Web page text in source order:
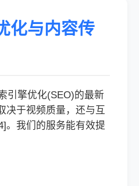
化与内容传
引擎优化(SEO)的最新
决于视频质量，还与互
。我们的服务能有效提